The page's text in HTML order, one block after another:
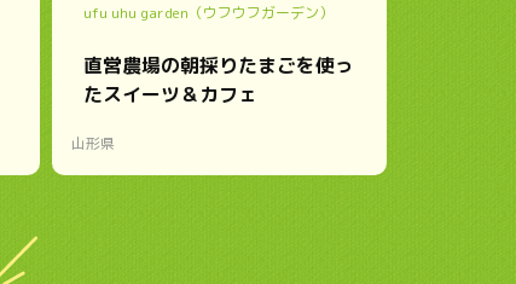
ufu uhu garden（ウフウフガーデン）
直営農場の朝採りたまごを使っ
たスイーツ＆カフェ
山形県